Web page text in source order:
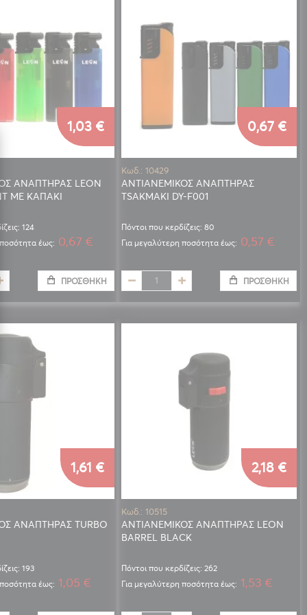
ΑΝΑΠΤΗΡΑΣ LEON
ΜΕ ΚΑΠΑΚΙ
124
1,03 €
ποσότητα έως: 0,67 €
ΠΡΟΣΘΉΚΗ
Κωδ.: 10429
ΑΝΤΙΑΝΕΜΙΚΟΣ ΑΝΑΠΤΗΡΑΣ
TSAKMAKI DY-F001
Πόντοι που κερδίζεις: 80
0,67 €
Για μεγαλύτερη ποσότητα έως: 0,57 €
ΠΡΟΣΘΉΚΗ
ΑΝΑΠΤΗΡΑΣ TURBO
193
1,61 €
έως: 1,05 €
Κωδ.: 10515
ΑΝΤΙΑΝΕΜΙΚΟΣ ΑΝΑΠΤΗΡΑΣ LEON
BARREL BLACK
Πόντοι που κερδίζεις: 262
2,18 €
Για μεγαλύτερη ποσότητα έως: 1,53 €